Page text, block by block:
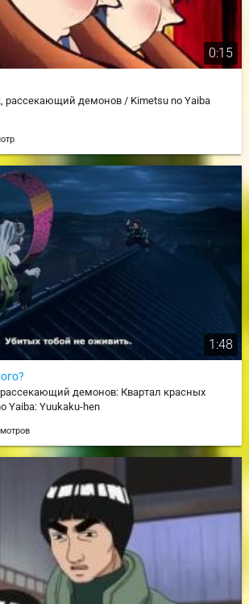
0:15
рассекающий демонов / Kimetsu no Yaiba
1:48
демонов: Квартал красных
Yaiba: Yuukaku-hen